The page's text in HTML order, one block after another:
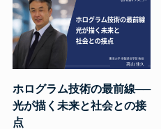
ホログラム技術の最前線──
光が描く未来と社会との接
点